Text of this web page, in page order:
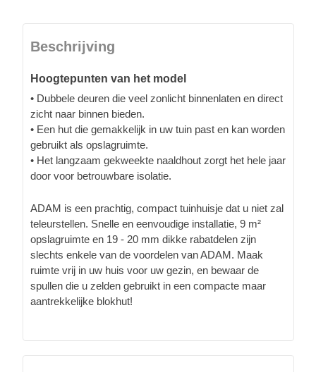
Beschrijving
Hoogtepunten van het model
• Dubbele deuren die veel zonlicht binnenlaten en direct
zicht naar binnen bieden.
• Een hut die gemakkelijk in uw tuin past en kan worden
gebruikt als opslagruimte.
• Het langzaam gekweekte naaldhout zorgt het hele jaar
door voor betrouwbare isolatie.
ADAM is een prachtig, compact tuinhuisje dat u niet zal
teleurstellen. Snelle en eenvoudige installatie, 9 m²
opslagruimte en 19 - 20 mm dikke rabatdelen zijn
slechts enkele van de voordelen van ADAM. Maak
ruimte vrij in uw huis voor uw gezin, en bewaar de
spullen die u zelden gebruikt in een compacte maar
aantrekkelijke blokhut!